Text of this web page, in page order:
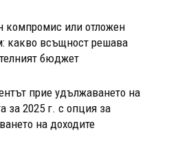
компромис или отложен
какво всъщност решава
бюджет
прие удължаването на
за 2025 г. с опция за
на доходите